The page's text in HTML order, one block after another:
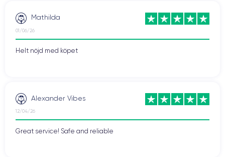
Mathilda
01/06/26
Helt nöjd med köpet
Alexander Vibes
12/04/26
Great service! Safe and reliable